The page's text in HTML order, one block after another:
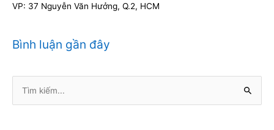
VP: 37 Nguyễn Văn Hưởng, Q.2, HCM
Bình luận gần đây
kiếm: